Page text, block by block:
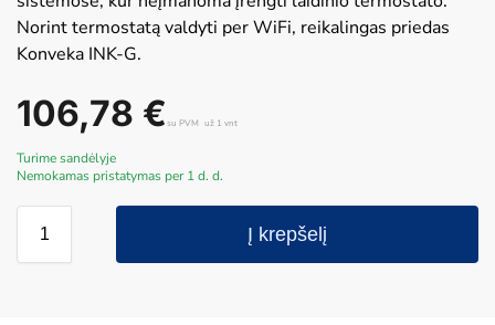
Norint termostatą valdyti per WiFi, reikalingas priedas
Konveka INK-G.
106,78 €su PVM už 1 vnt
Turime sandėlyje
Nemokamas pristatymas per 1 d. d.
Į krepšelį